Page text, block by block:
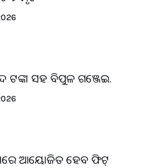
ଟଙ୍କା ସହ ବିପୁଳ ଗଞ୍ଜେଇ.
ଆୟୋଜିତ ହେବ ଫିଟ୍